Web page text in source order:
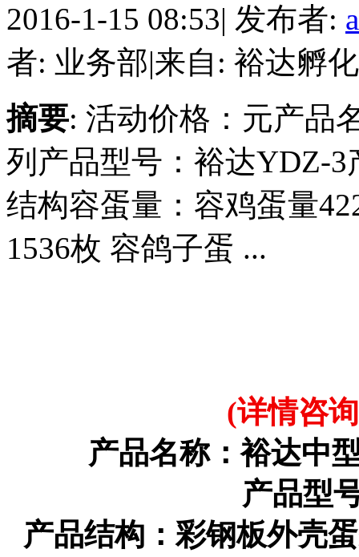
2016-1-15 08:53| 发布者:
者: 业务部|来自: 裕达孵化
摘要: 活动价格：元产品
列产品型号：裕达YDZ-
结构容蛋量：容鸡蛋量
1536枚 容鸽子蛋 ...
(详情咨
产品名称：裕达中
产品型
产品结构：彩钢板外壳